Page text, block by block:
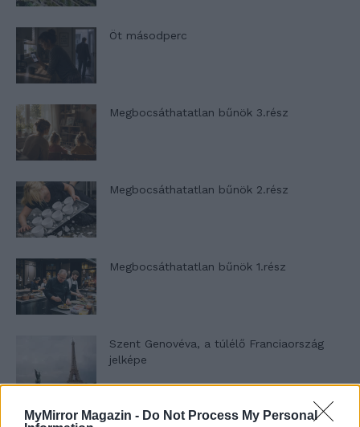
MyMirror Magazin - Do Not Process My Personal
Öt másodperc
Megbocsáthatatlan bűnök 3.rész
Megbocsáthatatlan bűnök 2.rész
Megbocsáthatatlan bűnök 1.rész
Szent Genovéva, a túlélő Franciaország
jelképe
Minka 12. rész